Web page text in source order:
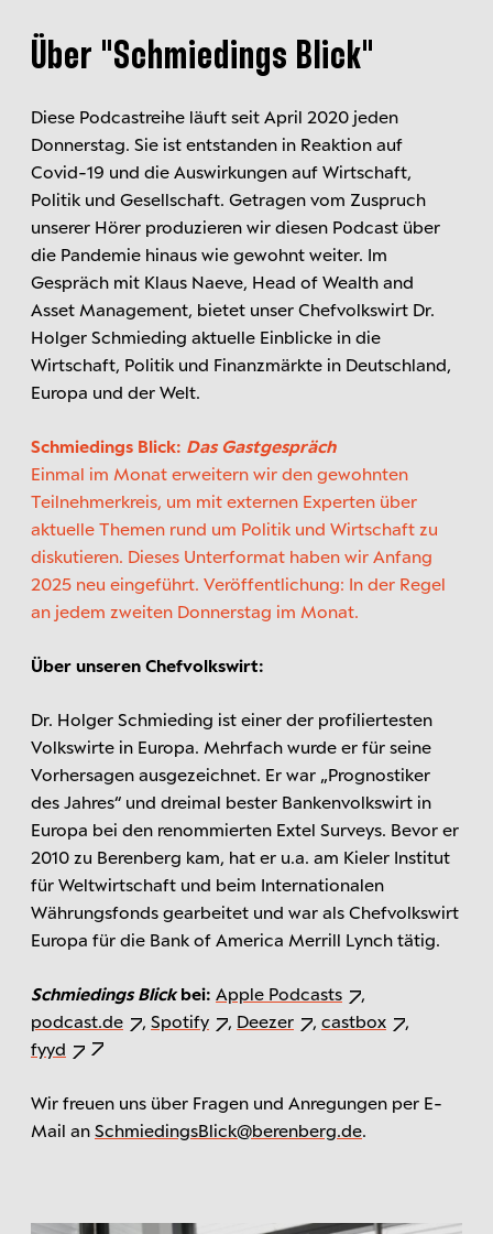
Über "Schmiedings Blick"
Diese Podcastreihe läuft seit April 2020 jeden
Donnerstag. Sie ist entstanden in Reaktion auf
Covid-19 und die Auswirkungen auf Wirtschaft,
Politik und Gesellschaft. Getragen vom Zuspruch
unserer Hörer produzieren wir diesen Podcast über
die Pandemie hinaus wie gewohnt weiter. Im
Gespräch mit Klaus Naeve, Head of Wealth and
Asset Management, bietet unser Chefvolkswirt Dr.
Holger Schmieding aktuelle Einblicke in die
Wirtschaft, Politik und Finanzmärkte in Deutschland,
Europa und der Welt.
Schmiedings Blick: Das Gastgespräch
Einmal im Monat erweitern wir den gewohnten
Teilnehmerkreis, um mit externen Experten über
aktuelle Themen rund um Politik und Wirtschaft zu
diskutieren. Dieses Unterformat haben wir Anfang
2025 neu eingeführt. Veröffentlichung: In der Regel
an jedem zweiten Donnerstag im Monat.
Über unseren Chefvolkswirt:
Dr. Holger Schmieding ist einer der profiliertesten
Volkswirte in Europa. Mehrfach wurde er für seine
Vorhersagen ausgezeichnet. Er war „Prognostiker
des Jahres“ und dreimal bester Bankenvolkswirt in
Europa bei den renommierten Extel Surveys. Bevor er
2010 zu Berenberg kam, hat er u.a. am Kieler Institut
für Weltwirtschaft und beim Internationalen
Währungsfonds gearbeitet und war als Chefvolkswirt
Europa für die Bank of America Merrill Lynch tätig.
Schmiedings Blickbei: Apple Podcasts
,
podcast.de
, Spotify , Deezer , castbox
,
fyyd
Wir freuen uns über Fragen und Anregungen per E-
Mail an SchmiedingsBlick@berenberg.de.